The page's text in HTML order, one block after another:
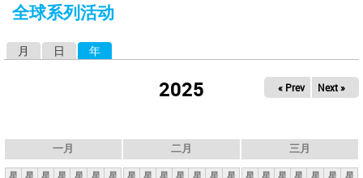
这
全球系列活动
月 日 年
2025 « Prev Next »
一月
星 星 星 星 星 星
星
二月
星 星 星 星 星 星 星
三月
星 星 星 星 星 星 星